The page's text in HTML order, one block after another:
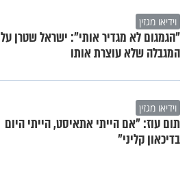
וידיאו מגזין
"הגמגום לא מגדיר אותי": ישראל שטרן על
המגבלה שלא עוצרת אותו
וידיאו מגזין
תום עוז: "אם הייתי אתאיסט, הייתי היום
בדיכאון קליני"